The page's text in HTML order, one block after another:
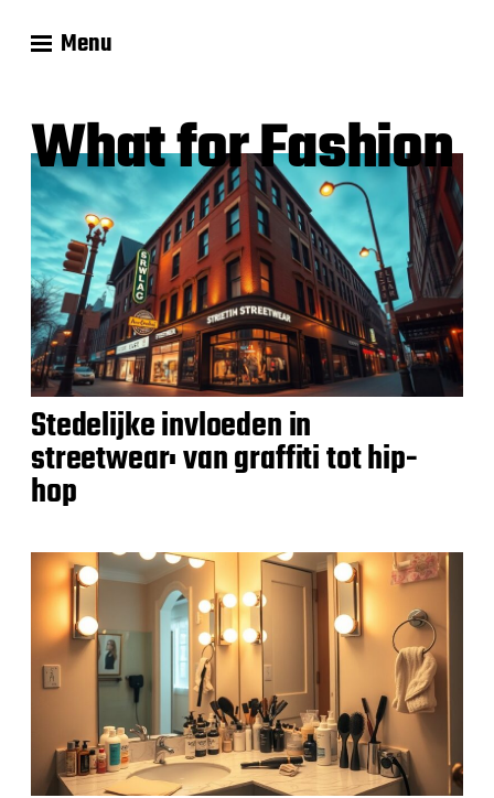
Menu
What for Fashion
Stedelijke invloeden in
streetwear: van graffiti tot hip-
hop